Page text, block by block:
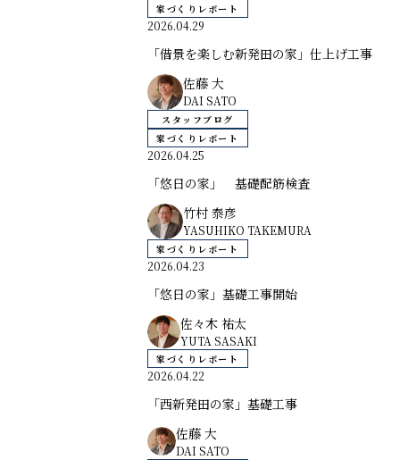
家づくりレポート
2026.04.29
「借景を楽しむ新発田の家」仕上げ工事
佐藤 大
DAI SATO
スタッフブログ
家づくりレポート
2026.04.25
「悠日の家」 基礎配筋検査
竹村 泰彦
YASUHIKO TAKEMURA
家づくりレポート
2026.04.23
「悠日の家」基礎工事開始
佐々木 祐太
YUTA SASAKI
家づくりレポート
2026.04.22
「西新発田の家」基礎工事
佐藤 大
DAI SATO